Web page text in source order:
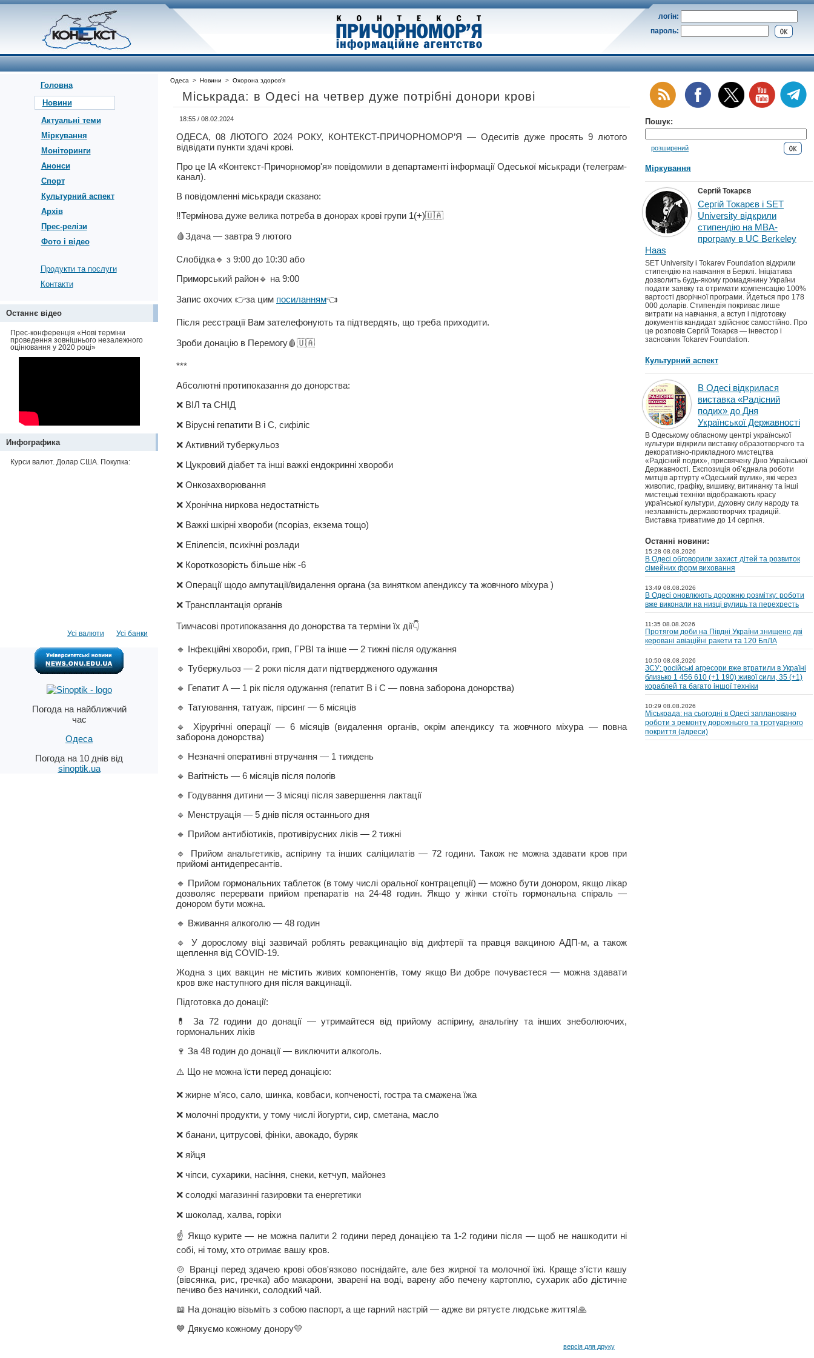
логін:
пароль:
Головна
Новини
Актуальні теми
Міркування
Моніторинги
Анонси
Спорт
Культурний аспект
Архів
Прес-релізи
Фото і відео
Продукти та послуги
Контакти
Останнє відео
Прес-конференція «Нові терміни
проведення зовнішнього незалежного
оцінювання у 2020 році»
Инфографика
Курси валют. Долар США. Покупка:
Усі банки
Усі валюти
Погода на найближчий
час
Одеса
Погода на 10 днів від
sinoptik.ua
Одеса > Новини > Охорона здоров'я
Міськрада: в Одесі на четвер дуже потрібні донори крові
18:55 / 08.02.2024
ОДЕСА, 08 ЛЮТОГО 2024 РОКУ, КОНТЕКСТ-ПРИЧОРНОМОР’Я — Одеситів дуже просять 9 лютого
відвідати пункти здачі крові.
Про це ІА «Контекст-Причорномор'я» повідомили в департаменті інформації Одеської міськради (телеграм-
канал).
В повідомленні міськради сказано:
‼️Термінова дуже велика потреба в донорах крові групи 1(+)🇺🇦
🩸Здача — завтра 9 лютого
Слобідка🔹 з 9:00 до 10:30 або
Приморський район🔹 на 9:00
Запис охочих 👉за цим посиланням👈
Після реєстрації Вам зателефонують та підтвердять, що треба приходити.
Зроби донацію в Перемогу🩸🇺🇦
***
Абсолютні протипоказання до донорства:
❌ ВІЛ та СНІД
❌ Вірусні гепатити В і С, сифіліс
❌ Активний туберкульоз
❌ Цукровий діабет та інші важкі ендокринні хвороби
❌ Онкозахворювання
❌ Хронічна ниркова недостатність
❌ Важкі шкірні хвороби (псоріаз, екзема тощо)
❌ Епілепсія, психічні розлади
❌ Короткозорість більше ніж -6
❌ Операції щодо ампутації/видалення органа (за винятком апендиксу та жовчного міхура )
❌ Трансплантація органів
Тимчасові протипоказання до донорства та терміни їх дії👇
🔹 Інфекційні хвороби, грип, ГРВІ та інше — 2 тижні після одужання
🔹 Туберкульоз — 2 роки після дати підтвердженого одужання
🔹 Гепатит А — 1 рік після одужання (гепатит В і С — повна заборона донорства)
🔹 Татуювання, татуаж, пірсинг — 6 місяців
🔹 Хірургічні операції — 6 місяців (видалення органів, окрім апендиксу та жовчного міхура — повна
заборона донорства)
🔹 Незначні оперативні втручання — 1 тиждень
🔹 Вагітність — 6 місяців після пологів
🔹 Годування дитини — 3 місяці після завершення лактації
🔹 Менструація — 5 днів після останнього дня
🔹 Прийом антибіотиків, противірусних ліків — 2 тижні
🔹 Прийом анальгетиків, аспірину та інших саліцилатів — 72 години. Також не можна здавати кров при
прийомі антидепресантів.
🔹 Прийом гормональних таблеток (в тому числі оральної контрацепції) — можно бути донором, якщо лікар
дозволяє перервати прийом препаратів на 24-48 годин. Якщо у жінки стоїть гормональна спіраль —
донором бути можна.
🔹 Вживання алкоголю — 48 годин
🔹 У дорослому віці зазвичай роблять ревакцинацію від дифтерії та правця вакциною АДП-м, а також
щеплення від COVID-19.
Жодна з цих вакцин не містить живих компонентів, тому якщо Ви добре почуваєтеся — можна здавати
кров вже наступного дня після вакцинації.
Підготовка до донації:
💊 За 72 години до донації — утримайтеся від прийому аспірину, анальгіну та інших знеболюючих,
гормональних ліків
🍷 За 48 годин до донації — виключити алкоголь.
⚠️ Що не можна їсти перед донацією:
❌ жирне м'ясо, сало, шинка, ковбаси, копченості, гостра та смажена їжа
❌ молочні продукти, у тому числі йогурти, сир, сметана, масло
❌ банани, цитрусові, фініки, авокадо, буряк
❌ яйця
❌ чіпси, сухарики, насіння, снеки, кетчуп, майонез
❌ солодкі магазинні газировки та енергетики
❌ шоколад, халва, горіхи
☝️ Якщо курите — не можна палити 2 години перед донацією та 1-2 години після — щоб не нашкодити ні
собі, ні тому, хто отримає вашу кров.
🍲 Вранці перед здачею крові обов'язково поснідайте, але без жирної та молочної їжі. Краще з'їсти кашу
(вівсянка, рис, гречка) або макарони, зварені на воді, варену або печену картоплю, сухарик або дієтичне
печиво без начинки, солодкий чай.
📖 На донацію візьміть з собою паспорт, а ще гарний настрій — адже ви рятуєте людське життя!🙏
💙 Дякуємо кожному донору💛
версія для друку
Пошук:
розширений
Міркування
Сергій Токарєв
Сергій Токарєв і SET
University відкрили
стипендію на MBA-
програму в UC Berkeley
Haas
SET University і Tokarev Foundation відкрили
стипендію на навчання в Берклі. Ініціатива
дозволить будь-якому громадянину України
подати заявку та отримати компенсацію 100%
вартості дворічної програми. Йдеться про 178
000 доларів. Стипендія покриває лише
витрати на навчання, а вступ і підготовку
документів кандидат здійснює самостійно. Про
це розповів Сергій Токарєв — інвестор і
засновник Tokarev Foundation.
Культурний аспект
В Одесі відкрилася
виставка «Радісний
подих» до Дня
Української Державності
В Одеському обласному центрі української
культури відкрили виставку образотворчого та
декоративно-прикладного мистецтва
«Радісний подих», присвячену Дню Української
Державності. Експозиція об’єднала роботи
митців артгурту «Одеський вулик», які через
живопис, графіку, вишивку, витинанку та інші
мистецькі техніки відображають красу
української культури, духовну силу народу та
незламність державотворчих традицій.
Виставка триватиме до 14 серпня.
Останні новини:
15:28 08.08.2026
В Одесі обговорили захист дітей та розвиток
сімейних форм виховання
13:49 08.08.2026
В Одесі оновлюють дорожню розмітку: роботи
вже виконали на низці вулиць та перехресть
11:35 08.08.2026
Протягом доби на Півдні України знищено дві
керовані авіаційні ракети та 120 БпЛА
10:50 08.08.2026
ЗСУ: російські агресори вже втратили в Україні
близько 1 456 610 (+1 190) живої сили, 35 (+1)
кораблей та багато іншої техніки
10:29 08.08.2026
Міськрада: на cьогодні в Одесі заплановано
роботи з ремонту дорожнього та тротуарного
покриття (адреси)